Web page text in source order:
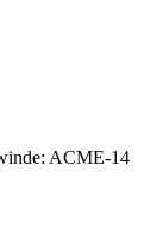
ACME-14